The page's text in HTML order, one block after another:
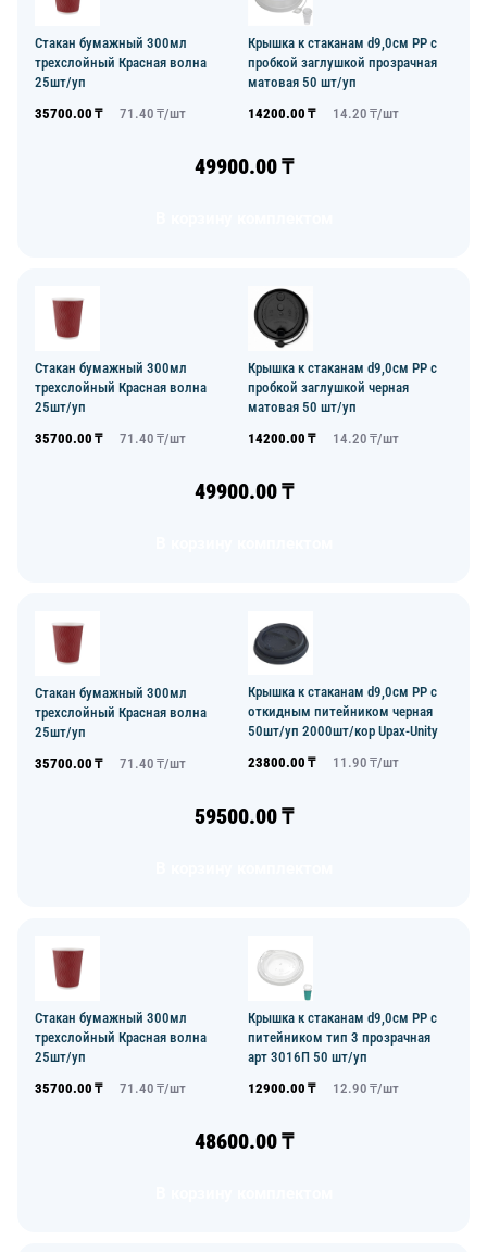
Стакан бумажный 300мл
трехслойный Красная волна
25шт/уп
35700.00 ₸ 71.40 ₸/шт
Крышка к стаканам d9,0см PP с
пробкой заглушкой прозрачная
матовая 50 шт/уп
14200.00 ₸ 14.20 ₸/шт
49900.00₸
Стакан бумажный 300мл
трехслойный Красная волна
25шт/уп
35700.00 ₸ 71.40 ₸/шт
Крышка к стаканам d9,0см PP с
пробкой заглушкой черная
матовая 50 шт/уп
14200.00 ₸ 14.20 ₸/шт
49900.00₸
Стакан бумажный 300мл
трехслойный Красная волна
25шт/уп
35700.00 ₸ 71.40 ₸/шт
Крышка к стаканам d9,0см PP с
откидным питейником черная
50шт/уп 2000шт/кор Upax-Unity
23800.00 ₸ 11.90 ₸/шт
59500.00₸
Стакан бумажный 300мл
трехслойный Красная волна
25шт/уп
35700.00 ₸ 71.40 ₸/шт
Крышка к стаканам d9,0см PP с
питейником тип 3 прозрачная
арт 3016П 50 шт/уп
12900.00 ₸ 12.90 ₸/шт
48600.00₸